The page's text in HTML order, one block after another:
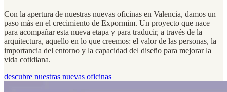
Con la apertura de nuestras nuevas oficinas en Valencia, damos un
paso más en el crecimiento de Expormim. Un proyecto que nace
para acompañar esta nueva etapa y para traducir, a través de la
arquitectura, aquello en lo que creemos: el valor de las personas, la
importancia del entorno y la capacidad del diseño para mejorar la
vida cotidiana.
descubre nuestras nuevas oficinas